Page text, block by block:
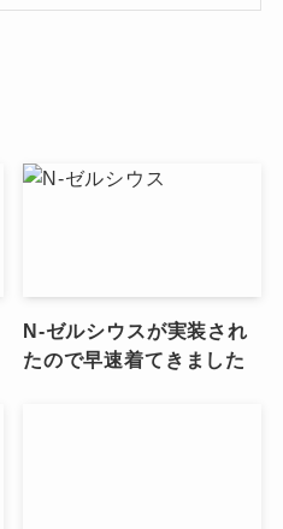
N-ゼルシウスが実装され
たので早速着てきました